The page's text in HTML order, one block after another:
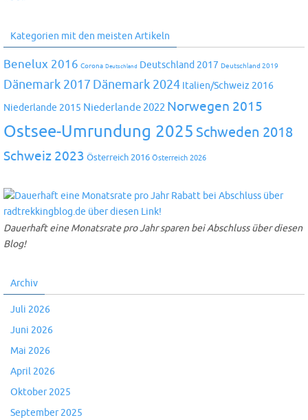
Kategorien mit den meisten Artikeln
Benelux 2016 Corona Deutschland Deutschland 2017 Deutschland 2019
Dänemark 2017 Dänemark 2024 Italien/Schweiz 2016
Niederlande 2015 Niederlande 2022 Norwegen 2015
Ostsee-Umrundung 2025 Schweden 2018
Schweiz 2023 Österreich 2016 Österreich 2026
Dauerhaft eine Monatsrate pro Jahr sparen bei Abschluss über diesen
Blog!
Archiv
Juli 2026
Juni 2026
Mai 2026
April 2026
Oktober 2025
September 2025